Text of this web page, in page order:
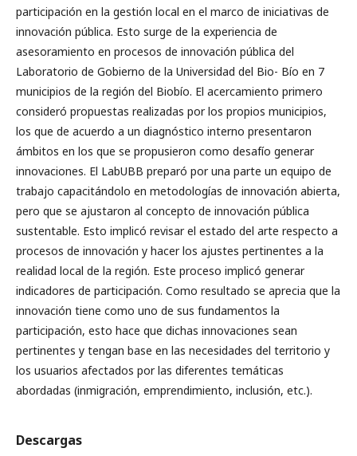
participación en la gestión local en el marco de iniciativas de
innovación pública. Esto surge de la experiencia de
asesoramiento en procesos de innovación pública del
Laboratorio de Gobierno de la Universidad del Bio- Bío en 7
municipios de la región del Biobío. El acercamiento primero
consideró propuestas realizadas por los propios municipios,
los que de acuerdo a un diagnóstico interno presentaron
ámbitos en los que se propusieron como desafío generar
innovaciones. El LabUBB preparó por una parte un equipo de
trabajo capacitándolo en metodologías de innovación abierta,
pero que se ajustaron al concepto de innovación pública
sustentable. Esto implicó revisar el estado del arte respecto a
procesos de innovación y hacer los ajustes pertinentes a la
realidad local de la región. Este proceso implicó generar
indicadores de participación. Como resultado se aprecia que la
innovación tiene como uno de sus fundamentos la
participación, esto hace que dichas innovaciones sean
pertinentes y tengan base en las necesidades del territorio y
los usuarios afectados por las diferentes temáticas
abordadas (inmigración, emprendimiento, inclusión, etc.).
Descargas